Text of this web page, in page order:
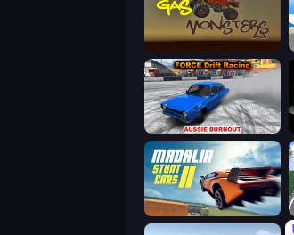
Force Drift Racing: Aussie Burnout
Madalin Stunt Cars 2